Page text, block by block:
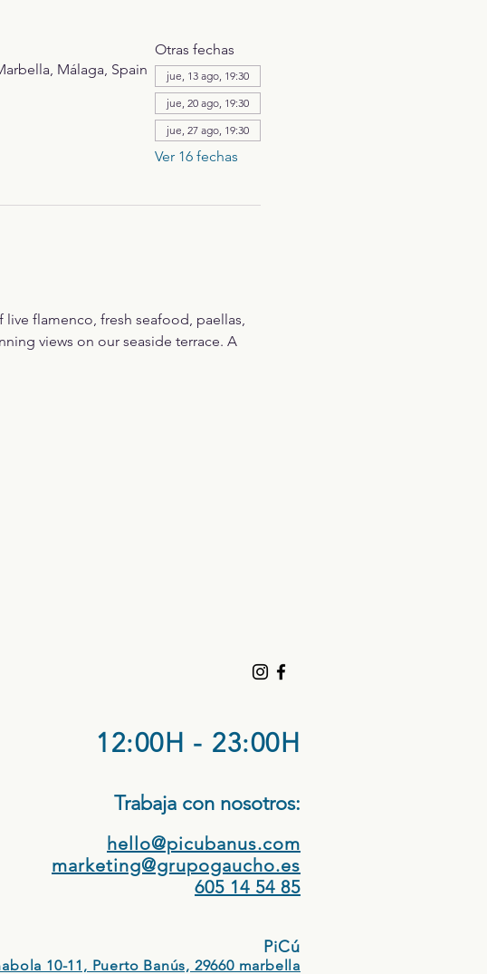
Málaga, Spain
Otras fechas
jue, 13 ago, 19:30
jue, 20 ago, 19:30
jue, 27 ago, 19:30
Ver 16 fechas
live flamenco, fresh seafood, paellas,
views on our seaside terrace. A
12:00H - 23:00H
Trabaja con nosotros:​
hello@picubanus.com
marketing@grupogaucho.es
605 14 54 85
PiCú
10-11, Puerto Banús, 29660 marbella